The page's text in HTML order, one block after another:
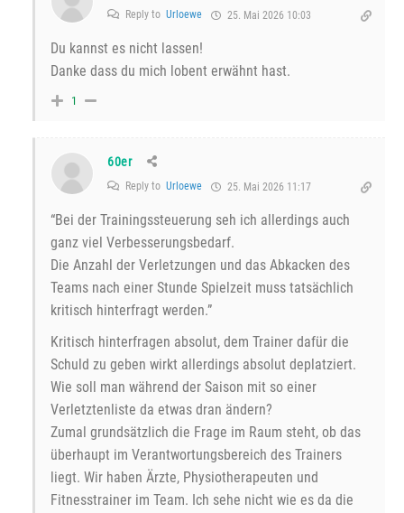
Reply to Urloewe 25. Mai 2026 10:03
Du kannst es nicht lassen!
Danke dass du mich lobent erwähnt hast.
1
60er
Reply to Urloewe 25. Mai 2026 11:17
“Bei der Trainingssteuerung seh ich allerdings auch
ganz viel Verbesserungsbedarf.
Die Anzahl der Verletzungen und das Abkacken des
Teams nach einer Stunde Spielzeit muss tatsächlich
kritisch hinterfragt werden.”
Kritisch hinterfragen absolut, dem Trainer dafür die
Schuld zu geben wirkt allerdings absolut deplatziert.
Wie soll man während der Saison mit so einer
Verletztenliste da etwas dran ändern?
Zumal grundsätzlich die Frage im Raum steht, ob das
überhaupt im Verantwortungsbereich des Trainers
liegt. Wir haben Ärzte, Physiotherapeuten und
Fitnesstrainer im Team. Ich sehe nicht wie es da die